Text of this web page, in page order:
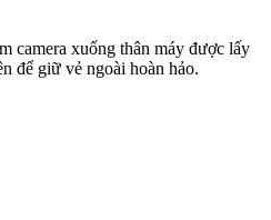
camera xuống thân máy được lấy
để giữ vẻ ngoài hoàn hảo.